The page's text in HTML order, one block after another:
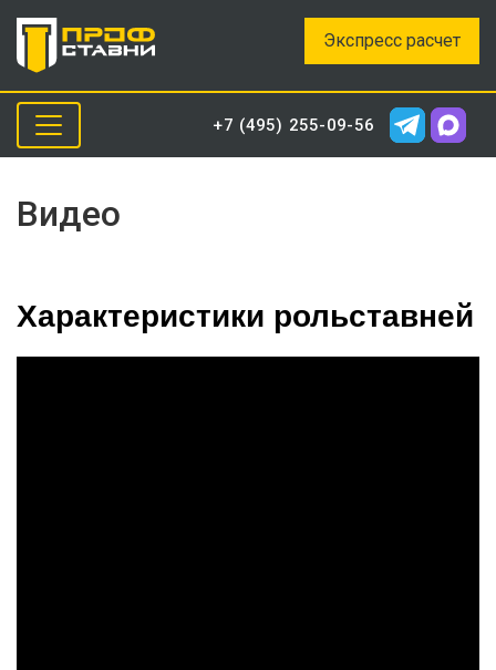
Экспресс расчет
+7 (495) 255-09-56
Видео
Характеристики рольставней